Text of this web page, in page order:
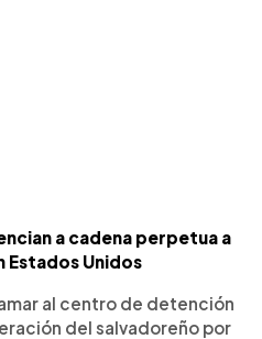
a cadena perpetua a
Estados Unidos
al centro de detención
del salvadoreño por